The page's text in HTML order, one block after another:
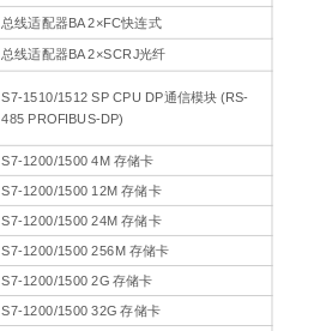
总线适配器BA 2×FC快连式
总线适配器BA 2×SCRJ光纤
S7-1510/1512 SP CPU DP通信模块 (RS-
485 PROFIBUS-DP)
S7-1200/1500 4M 存储卡
S7-1200/1500 12M 存储卡
S7-1200/1500 24M 存储卡
S7-1200/1500 256M 存储卡
S7-1200/1500 2G 存储卡
S7-1200/1500 32G 存储卡